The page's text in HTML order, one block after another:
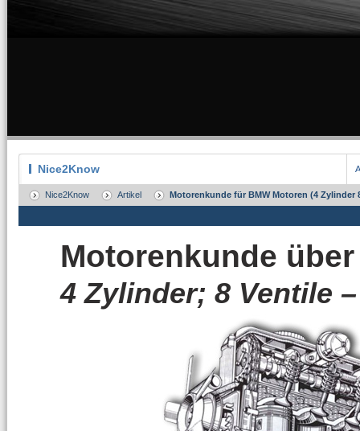
Nice2Know
Nice2Know Artikel Motorenkunde für BMW Motoren (4 Zylinder
Motorenkunde
4 Zylinder; 8 Ventile